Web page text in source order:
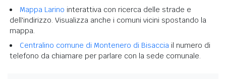
Mappa Larino interattiva con ricerca delle strade e
dell'indirizzo. Visualizza anche i comuni vicini spostando la
mappa.
Centralino comune di Montenero di Bisaccia il numero di
telefono da chiamare per parlare con la sede comunale.